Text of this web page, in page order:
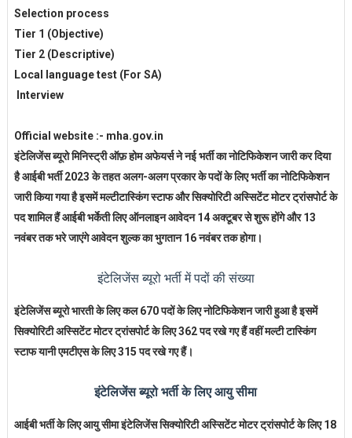
Selection process
Tier 1 (Objective)
Tier 2 (Descriptive)
Local language test (For SA)
Interview
Official website :- mha.gov.in
इंटेलिजेंस ब्यूरो मिनिस्ट्री ऑफ़ होम अफेयर्स ने नई भर्ती का नोटिफिकेशन जारी कर दिया
है आईबी भर्ती 2023 के तहत अलग-अलग प्रकार के पदों के लिए भर्ती का नोटिफिकेशन
जारी किया गया है इसमें मल्टीटास्किंग स्टाफ और सिक्योरिटी अस्सिटेंट मोटर ट्रांसपोर्ट के
पद शामिल हैं आईबी भर्केती लिए ऑनलाइन आवेदन 14 अक्टूबर से शुरू होंगे और 13
नवंबर तक भरे जाएंगे आवेदन शुल्क का भुगतान 16 नवंबर तक होगा।
इंटेलिजेंस ब्यूरो भर्ती में पदों की संख्या
इंटेलिजेंस ब्यूरो भारती के लिए कल 670 पदों के लिए नोटिफिकेशन जारी हुआ है इसमें
सिक्योरिटी अस्सिटेंट मोटर ट्रांसपोर्ट के लिए 362 पद रखे गए हैं वहीं मल्टी टास्किंग
स्टाफ यानी एमटीएस के लिए 315 पद रखे गए हैं।
इंटेलिजेंस ब्यूरो भर्ती के लिए आयु सीमा
आईबी भर्ती के लिए आयु सीमा इंटेलिजेंस सिक्योरिटी अस्सिटेंट मोटर ट्रांसपोर्ट के लिए 18